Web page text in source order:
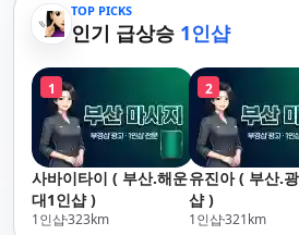
단,다대포,범일,
동,마린시티,송
정관,일광,망미,
청,양정,초량,사
천,미남,만덕,
장,금사,서동,
송,명륜,남천,대
현,부전,개금,가
례,괘법,학장,강
호,서구,암남
TOP PICKS
인기 급상승 1인샵
1
사바이타이 ( 부산.해운
대1인샵 )
1인샵323km
2
유진아 ( 부산.
샵 )
1인샵321km